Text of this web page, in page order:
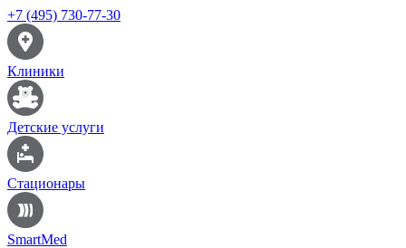
+7 (495) 730-77-30
Клиники
Детские услуги
Стационары
SmartMed